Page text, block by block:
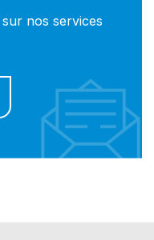
nos services